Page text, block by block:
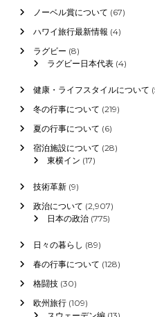
ノーベル賞について (67)
ハワイ旅行最新情報 (4)
ラグビー (8)
ラグビー日本代表 (4)
健康・ライフスタイルについて
冬の行事について (219)
夏の行事について (6)
宿泊施設について (28)
東横イン (17)
技術革新 (9)
政治について (2,907)
日本の政治 (775)
日々の暮らし (89)
春の行事について (128)
格闘技 (30)
欧州旅行 (109)